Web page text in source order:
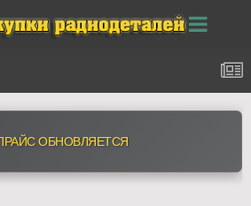
ОБНОВЛЯЕТСЯ